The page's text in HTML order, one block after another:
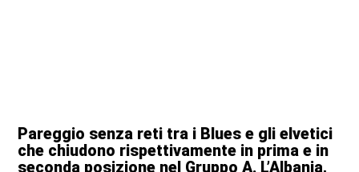
Pareggio senza reti tra i Blues e gli elvetici
che chiudono rispettivamente in prima e in
seconda posizione nel Gruppo A. L’Albania,